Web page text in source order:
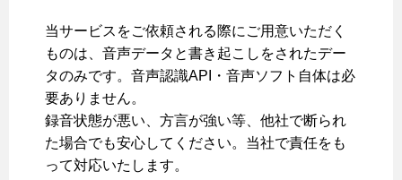
当サービスをご依頼される際にご用意いただく
ものは、音声データと書き起こしをされたデー
タのみです。音声認識API・音声ソフト自体は必
要ありません。
録音状態が悪い、方言が強い等、他社で断られ
た場合でも安心してください。当社で責任をも
って対応いたします。